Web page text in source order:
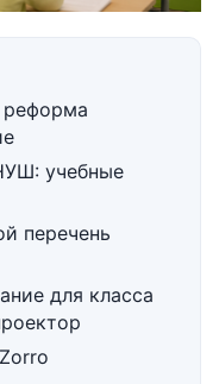
учебные
перечень
для класса